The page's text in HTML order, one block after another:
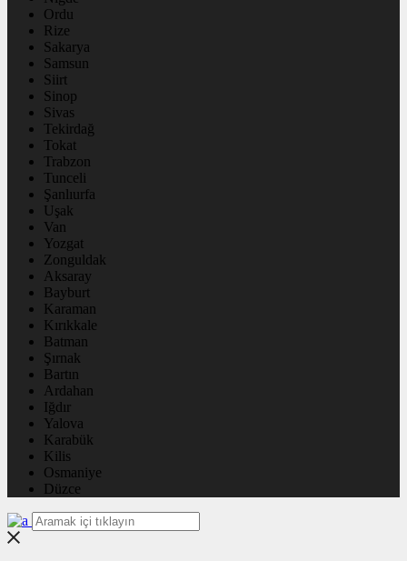
Ordu
Rize
Sakarya
Samsun
Siirt
Sinop
Sivas
Tekirdağ
Tokat
Trabzon
Tunceli
Şanlıurfa
Uşak
Van
Yozgat
Zonguldak
Aksaray
Bayburt
Karaman
Kırıkkale
Batman
Şırnak
Bartın
Ardahan
Iğdır
Yalova
Karabük
Kilis
Osmaniye
Düzce